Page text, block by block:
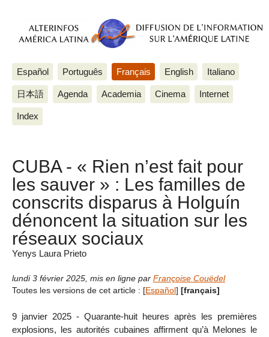
Español Português Français English Italiano
日本語 Agenda Academia Cinema Internet
Index
CUBA - « Rien n’est fait pour
les sauver » : Les familles de
conscrits disparus à Holguín
dénoncent la situation sur les
réseaux sociaux
Yenys Laura Prieto
lundi 3 février 2025 mis en ligne par Françoise Couëdel
Toutes les versions de cet article : [Español] [français]
9 janvier 2025 - Quarante-huit heures après les premières
explosions, les autorités cubaines affirment qu’à Melones le